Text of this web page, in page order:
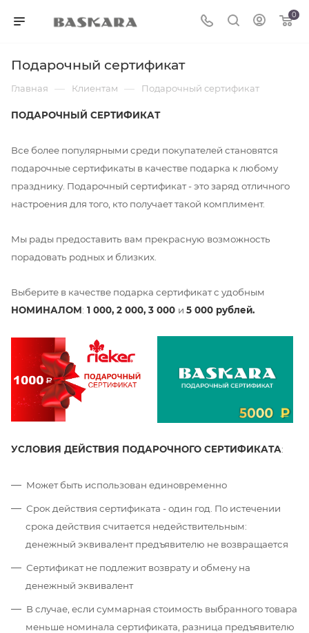
0
Подарочный сертификат
Главная — Клиентам — Подарочный сертификат
ПОДАРОЧНЫЙ СЕРТИФИКАТ
Все более популярными среди покупателей становятся
подарочные сертификаты в качестве подарка к любому
празднику. Подарочный сертификат - это заряд отличного
настроения для того, кто получает такой комплимент.
Мы рады предоставить вам прекрасную возможность
порадовать родных и близких.
Выберите в качестве подарка сертификат с удобным
НОМИНАЛОМ: 1 000, 2 000, 3 000 и 5 000 рублей.
УСЛОВИЯ ДЕЙСТВИЯ ПОДАРОЧНОГО СЕРТИФИКАТА:
Может быть использован единовременно
Срок действия сертификата - один год. По истечении
срока действия считается недействительным:
денежный эквивалент предъявителю не возвращается
Сертификат не подлежит возврату и обмену на
денежный эквивалент
В случае, если суммарная стоимость выбранного товара
меньше номинала сертификата, разница предъявителю